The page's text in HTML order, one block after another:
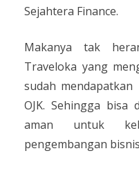
Sejahtera Finance.
Makanya tak
Traveloka yang
sudah
OJK. Sehingga bisa
aman untuk
pengembangan